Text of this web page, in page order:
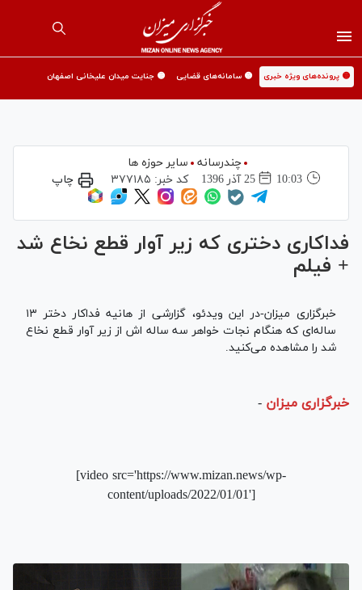
🟡 پرونده‌های ویژه خبری 🟡 سامانه‌های قضایی 🟡 جنایت میدان علیخانی اصفهان
چندرسانه
سایر حوزه ها
10:03
25 آذر 1396 کد خبر: ۳۷۷۱۸۵ چاپ
فداکاری دختری که زیر آوار قطع نخاع شد
+ فیلم
خبرگزاری میزان-در این ویدئو، گزارشی از هانیه فداکار دختر ۱۳
ساله‌ای که هنگام نجات خواهر سه ساله اش از زیر آوار قطع نخاع
شد را مشاهده می‌کنید.
خبرگزاری میزان -
[video src='https://www.mizan.news/wp-
content/uploads/2022/01/01']